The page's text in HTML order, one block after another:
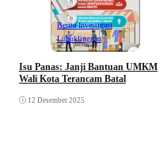
Berita Investigasi
Lubuklinggau
Isu Panas: Janji Bantuan UMKM
Wali Kota Terancam Batal
12 Desember 2025